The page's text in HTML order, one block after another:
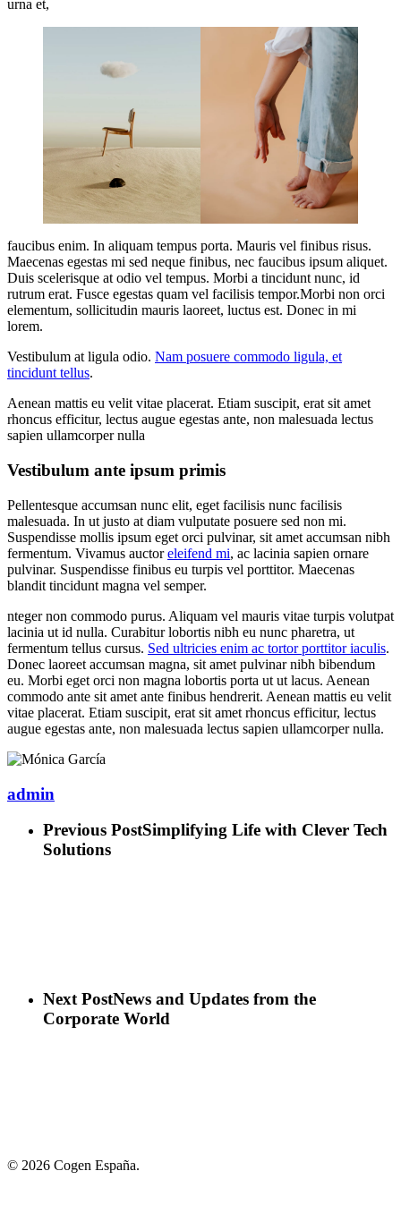
urna et,
faucibus enim. In aliquam tempus porta. Mauris vel finibus risus.
Maecenas egestas mi sed neque finibus, nec faucibus ipsum aliquet.
Duis scelerisque at odio vel tempus. Morbi a tincidunt nunc, id
rutrum erat. Fusce egestas quam vel facilisis tempor.Morbi non orci
elementum, sollicitudin mauris laoreet, luctus est. Donec in mi
lorem.
Vestibulum at ligula odio. Nam posuere commodo ligula, et
tincidunt tellus.
Aenean mattis eu velit vitae placerat. Etiam suscipit, erat sit amet
rhoncus efficitur, lectus augue egestas ante, non malesuada lectus
sapien ullamcorper nulla
Vestibulum ante ipsum primis
Pellentesque accumsan nunc elit, eget facilisis nunc facilisis
malesuada. In ut justo at diam vulputate posuere sed non mi.
Suspendisse mollis ipsum eget orci pulvinar, sit amet accumsan nibh
fermentum. Vivamus auctoreleifend mi, ac lacinia sapien ornare
pulvinar. Suspendisse finibus eu turpis vel porttitor. Maecenas
blandit tincidunt magna vel semper.
nteger non commodo purus. Aliquam vel mauris vitae turpis volutpat
lacinia ut id nulla. Curabitur lobortis nibh eu nunc pharetra, ut
fermentum tellus cursus. Sed ultricies enim ac tortor porttitor iaculis.
Donec laoreet accumsan magna, sit amet pulvinar nibh bibendum
eu. Morbi eget orci non magna lobortis porta ut ut lacus. Aenean
commodo ante sit amet ante finibus hendrerit. Aenean mattis eu velit
vitae placerat. Etiam suscipit, erat sit amet rhoncus efficitur, lectus
augue egestas ante, non malesuada lectus sapien ullamcorper nulla.
admin
Previous PostSimplifying Life with Clever Tech
Solutions
Next PostNews and Updates from the
Corporate World
© 2026 Cogen España.